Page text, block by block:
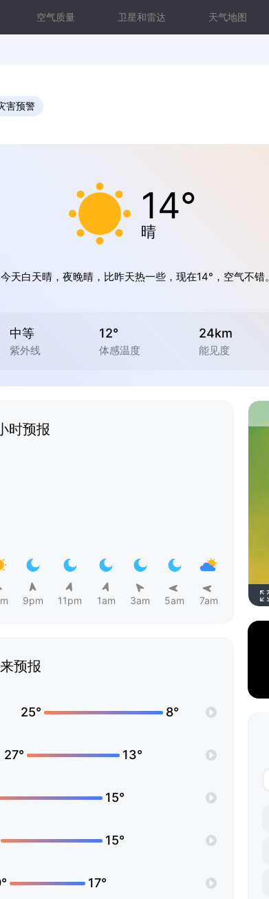
空气质量 卫星和雷达 天气地图
害预警
14°
晴
今天白天晴，夜晚晴，比昨天热一些，现在14°，空气不错。
中等
紫外线
12°
体感温度
24km
能见度
时预报
9pm 11pm 1am 3am 5am 7am
预报
25° 8°
27° 13°
15°
15°
17°